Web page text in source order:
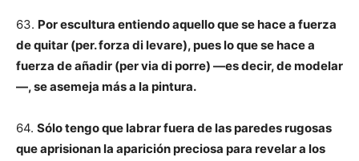
63. Por escultura entiendo aquello que se hace a fuerza
de quitar (per. forza di levare), pues lo que se hace a
fuerza de añadir (per via di porre) —es decir, de modelar
—, se asemeja más a la pintura.
64. Sólo tengo que labrar fuera de las paredes rugosas
que aprisionan la aparición preciosa para revelar a los